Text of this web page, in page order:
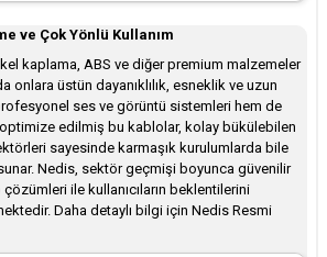
ve Çok Yönlü Kullanım
kaplama, ABS ve diğer premium malzemeler
onlara üstün dayanıklılık, esneklik ve uzun
ses ve görüntü sistemleri hem de
edilmiş bu kablolar, kolay bükülebilen
sayesinde karmaşık kurulumlarda bile
Nedis, sektör geçmişi boyunca güvenilir
ile kullanıcıların beklentilerini
Daha detaylı bilgi için Nedis Resmi